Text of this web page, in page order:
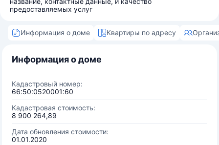
предоставляемых услуг
Информация о доме Квартиры по адресу
Информация о доме
Кадастровый номер:
66:50:0520001:60
Кадастровая стоимость:
8 900 264,89
Дата обновления стоимости:
01.01.2020